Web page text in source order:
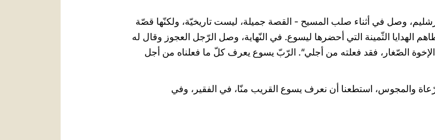
وصل في أثناء صلب المسيح - القصة جميلة، ليست تاريخيّة، ولكنّها قصّة
الهدايا الثّمينة التي أحضرها ليسوع. في النّهاية، وصل الرّجل العجوز وقال له
الصّغار، فقد فعلته من أجلي“. الرّبّ يسوع يعرف كلّ ما فعلناه من أجل
والمجوس، استطعنا أن نعرف يسوع القريب منّا، في الفقير، وفي